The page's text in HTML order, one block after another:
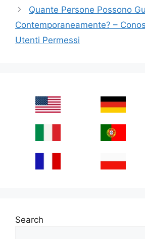
Quante Persone Possono
Contemporaneamente? –
Utenti Permessi
Search